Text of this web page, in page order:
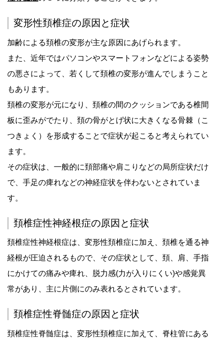
変形性頚椎症の原因と症状
加齢による頚椎の変形が主な原因にあげられます。
また、近年ではパソコンやスマートフォンなどによる姿勢
の悪さによって、若くして頚椎の変形が進んでしまうこと
もあります。
頚椎の変形が元になり、頚椎の間のクッションである椎間
板に歪みがでたり、頚の骨がとげ状に大きくなる骨棘（こ
つきょく）を形成することで症状が起こると考えられてい
ます。
その症状は、一般的に頚部痛や肩こりなどの局所症状だけ
で、手足の痺れなどの神経症状を伴わないとされていま
す。
頚椎症性神経根症の原因と症状
頚椎症性神経根症は、変形性頚椎症に加え、頚椎を通る神
経根が圧迫されるもので、その症状として、頚、肩、手指
にかけての痛みや痺れ、脱力感(力が入りにくい)や感覚異
常があり、主に片側にのみ表れるとされています。
頚椎症性脊髄症の原因と症状
頚椎症性脊髄症は、変形性頚椎症に加えて、脊柱管にある